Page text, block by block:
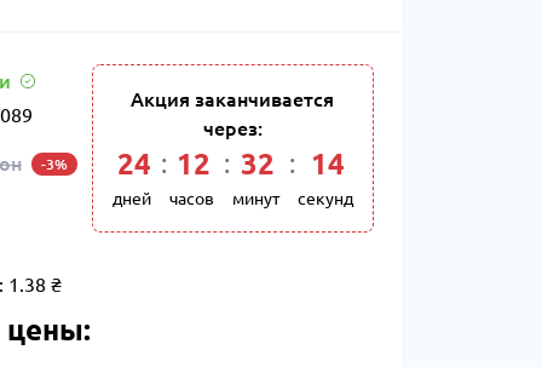
-3%
1.38 ₴
Акция заканчивается
через:
24
дней
: 12
часов
: 32
минут
: 13
секунд